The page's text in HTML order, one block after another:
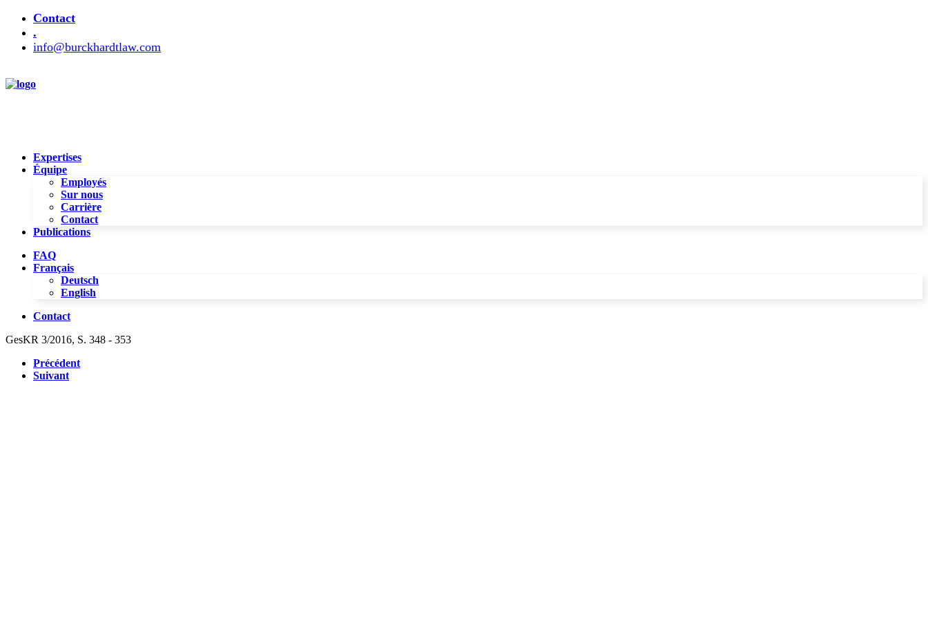
Contact
.
info@burckhardtlaw.com
Expertises
Équipe
Employés
Sur nous
Carrière
Contact
Publications
FAQ
Français
Deutsch
English
Contact
GesKR 3/2016, S. 348 - 353
Précédent
Suivant